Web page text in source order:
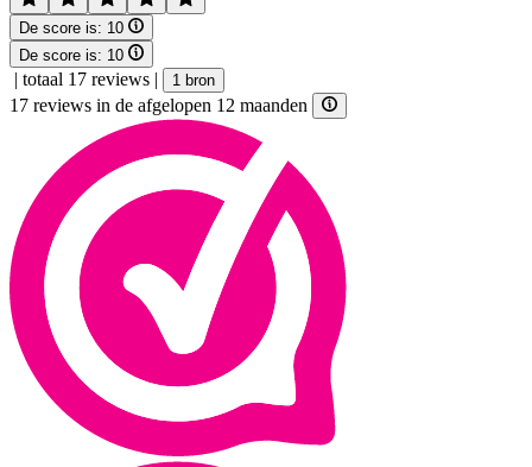
De score is: 10
De score is: 10
| totaal 17 reviews | 1 bron
17 reviews in de afgelopen 12 maanden